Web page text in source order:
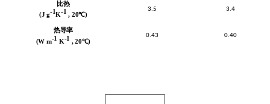
比热
(J g-1K-1 , 20℃)
3.5 3.4
热导率
(W m-1 K-1 , 20℃)
0.43 0.40